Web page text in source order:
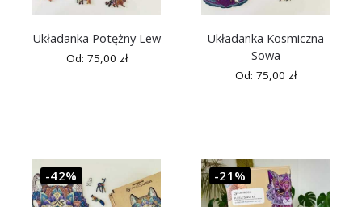
Układanka Potężny Lew
Od: 75,00 zł
Układanka Kosmiczna
Sowa
Od: 75,00 zł
-42% -21%